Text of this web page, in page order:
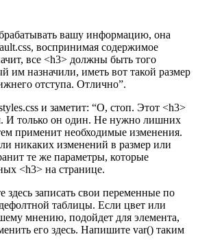
вашу информацию, она
воспринимая содержимое
все <h3> должны быть того
им назначили, иметь вот такой размер
отступа. Отлично”.
и заметит: “О, стоп. Этот <h3>
И только он один. Не нужно лишних
применит необходимые изменения.
никаких изменений в размер или
те же параметры, которые
<h3> на странице.
записать свои переменные по
таблицы. Если цвет или
мнению, подойдет для элемента,
его здесь. Напишите var() таким